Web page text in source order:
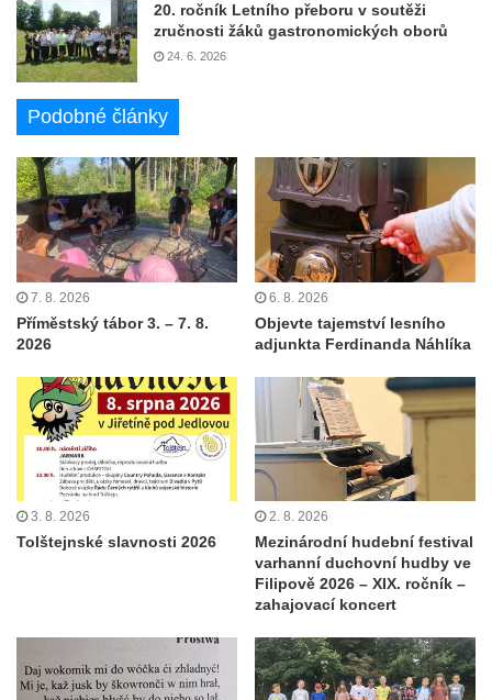
20. ročník Letního přeboru v soutěži
zručnosti žáků gastronomických oborů
24. 6. 2026
Podobné články
7. 8. 2026
Příměstský tábor 3. – 7. 8.
2026
6. 8. 2026
Objevte tajemství lesního
adjunkta Ferdinanda Náhlíka
3. 8. 2026
Tolštejnské slavnosti 2026
2. 8. 2026
Mezinárodní hudební festival
varhanní duchovní hudby ve
Filipově 2026 – XIX. ročník –
zahajovací koncert